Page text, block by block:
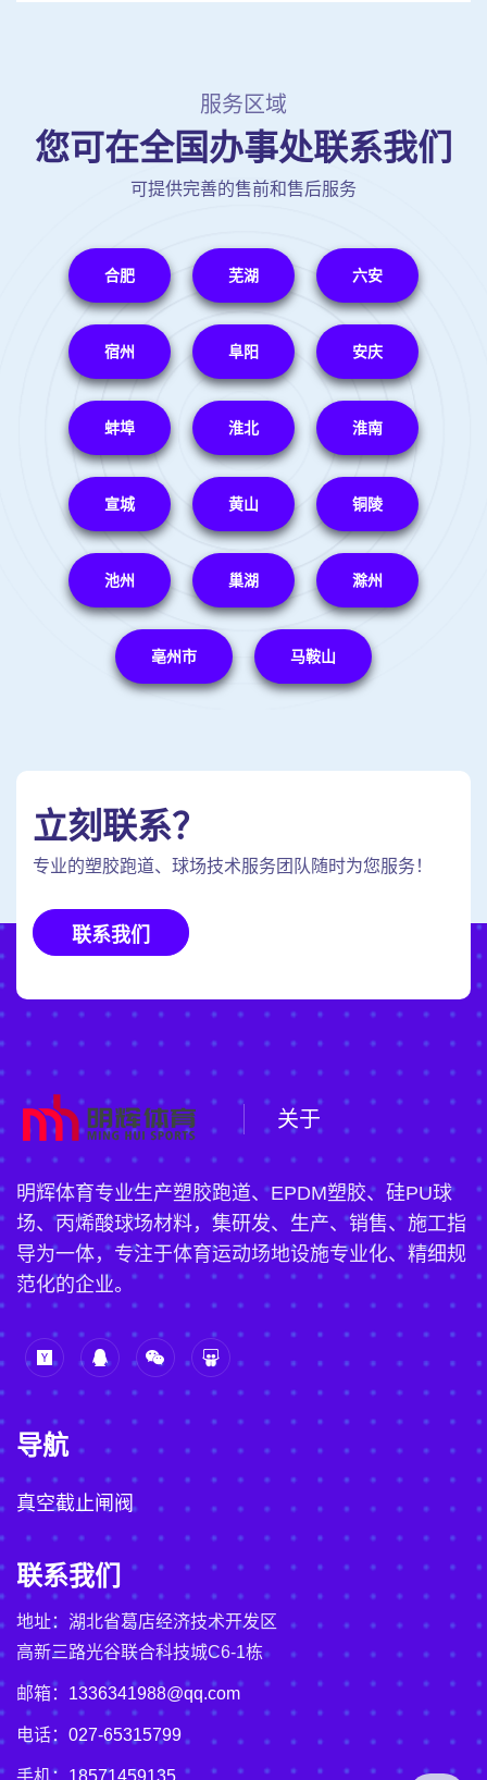
服务区域
您可在全国办事处联系我们
可提供完善的售前和售后服务
合肥 芜湖 六安
宿州 阜阳 安庆
蚌埠 淮北 淮南
宣城 黄山 铜陵
池州 巢湖 滁州
亳州市 马鞍山
立刻联系？
专业的塑胶跑道、球场技术服务团队随时为您服务！
联系我们
关于
明辉体育专业生产塑胶跑道、EPDM塑胶、硅PU球
场、丙烯酸球场材料，集研发、生产、销售、施工指
导为一体，专注于体育运动场地设施专业化、精细规
范化的企业。
导航
真空截止闸阀
联系我们
地址：湖北省葛店经济技术开发区
高新三路光谷联合科技城C6-1栋
邮箱： 1336341988@qq.com
电话： 027-65315799